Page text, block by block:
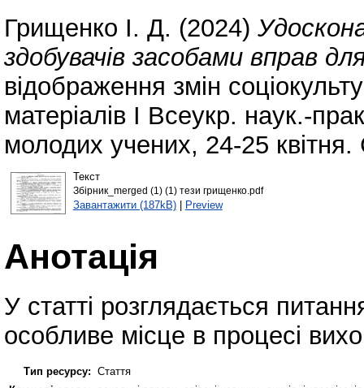
Грищенко І. Д. (2024)
здобувачів засобами вправ
відображення змін
матеріалів І Всеукр. наук.-
молодих учених, 24-25
Текст
Збірник_merged (1) (1) тези грищенко.pdf
Завантажити (187kB)| Preview
Анотація
У статті розглядається
особливе місце в процесі
Тип ресурсу: Стаття